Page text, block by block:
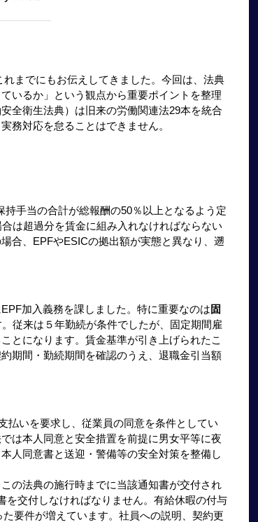
までにもお伝えしてきました。今回は、法典
いるか」という観点から重要ポイントを整理
全衛生法典）は旧来の労働関連法29本を統合
務対応を怠ることはできません。
手当の合計が総報酬の50％以上となるよう定
は超過分を賃金に組み入れなければならない
合、EPFやESICの拠出額が実態と異なり、遡
加入義務を課しました。特に重要なのは 固
従来は５年勤続が条件でしたが、固定期間雇
とになります。賃金基準が引き上げられたこ
期間・勤続期間を確認のうえ、退職金引当額
払いを要求し、従業員の同意を条件としてい
は本人同意と安全措置を前提に男女平等に夜
人同意書と送迎・警備等の安全対策を整備し
この法典の施行時までに当該通知書が交付され
を交付しなければなりません。有給休暇の付与
要件が増えています。社員への説明、契約更